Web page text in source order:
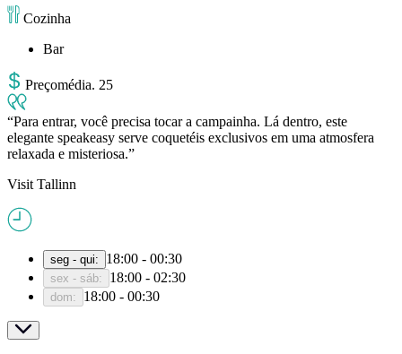
Cozinha
Bar
Preçomédia. 25
Para entrar, você precisa tocar a campainha. Lá dentro, este
elegante speakeasy serve coquetéis exclusivos em uma atmosfera
relaxada e misteriosa.
Visit Tallinn
seg - qui: 18:00 - 00:30
sex - sáb: 18:00 - 02:30
dom: 18:00 - 00:30